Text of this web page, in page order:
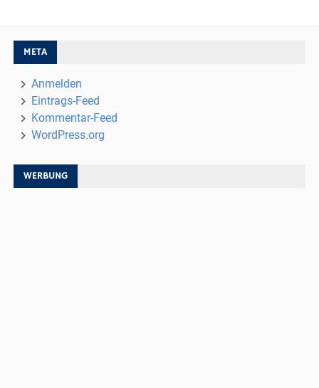
META
Anmelden
Eintrags-Feed
Kommentar-Feed
WordPress.org
WERBUNG